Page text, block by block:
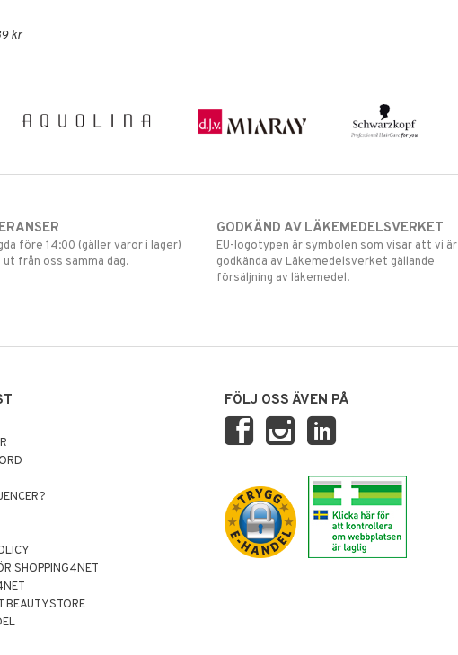
kr
före 14:00 (gäller varor i lager)
från oss samma dag.
GODKÄND AV LÄKEMEDELSVERKET
EU-logotypen är symbolen som visar att vi är
godkända av Läkemedelsverket gällande
försäljning av läkemedel.
SHOPPING4NET
BEAUTYSTORE
FÖLJ OSS ÄVEN PÅ